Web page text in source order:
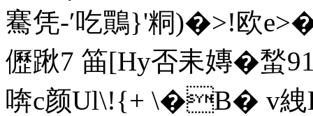
騫凭-′吃鷶}'粡)�>!欧
儮踿7 筁[Hy否耒嫥� 蝵
喯c颜Ul\!{+ \�B� v絏